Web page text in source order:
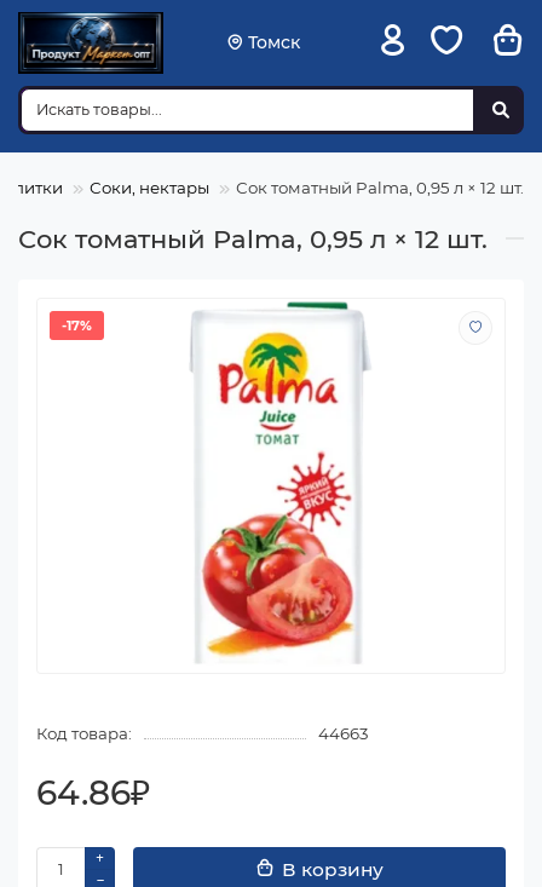
Томск
Соки, нектары Сок томатный Palma, 0,95 л × 12 шт.
Сок томатный Palma, 0,95 л × 12 шт.
-17%
Код товара: 44663
64.86₽
В корзину